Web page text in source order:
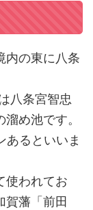
内の東に八条
八条宮智忠
め池です。
るといいま
使われてお
賀藩「前田